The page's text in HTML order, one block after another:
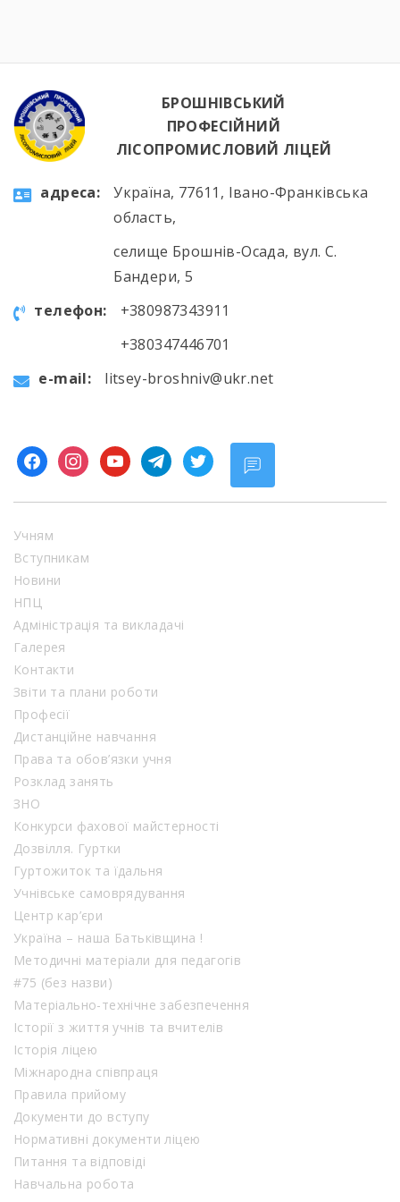
БРОШНІВСЬКИЙ
ПРОФЕСІЙНИЙ
ЛІСОПРОМИСЛОВИЙ ЛІЦЕЙ
aдресa:
Україна, 77611, Івано-Франківська
область,
селище Брошнів-Осада, вул. С.
Бандери, 5
телефон:
+380987343911
+380347446701
e-mail:
litsey-broshniv@ukr.net
facebookinstagramyoutubetelegram
twitter
Учням
Вступникам
Новини
НПЦ
Адміністрація та викладачі
Галерея
Контакти
Звіти та плани роботи
Професії
Дистанційне навчання
Права та обов’язки учня
Розклад занять
ЗНО
Конкурси фахової майстерності
Дозвілля. Гуртки
Гуртожиток та їдальня
Учнівське самоврядування
Центр кар’єри
Україна – наша Батьківщина !
Методичні матеріали для педагогів
#75 (без назви)
Матеріально-технічне забезпечення
Історії з життя учнів та вчителів
Історія ліцею
Міжнародна співпраця
Правила прийому
Документи до вступу
Нормативні документи ліцею
Питання та відповіді
Навчальна робота